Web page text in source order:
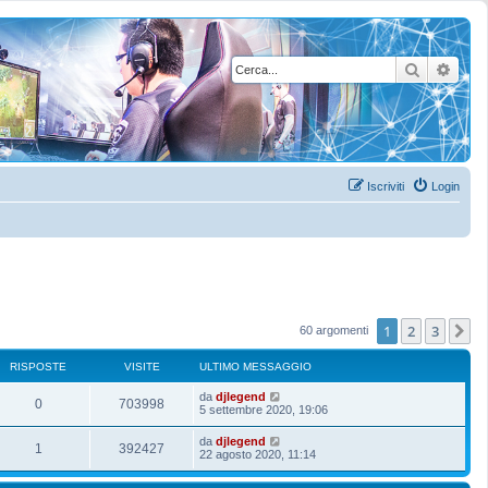
Cerca
Login
Iscriviti
60 argomenti 1 2 3
RISPOSTE VISITE ULTIMO MESSAGGIO
0R
i
703998
i
U
l
m
o
m
da djlegend
5 settembre 2020, 19:06
1
i
392427
i
U
l
i
da djlegend
22 agosto 2020, 11:14